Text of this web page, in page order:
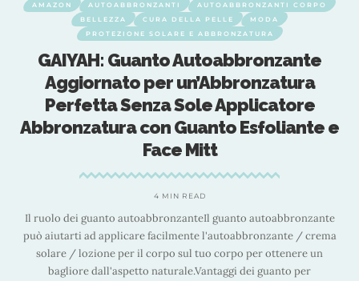
AMAZON AUTOABBRONZANTI
AUTOABBRONZANTI CORPO
BELLEZZA
CURA DELLA PELLE
MODA
PROTEZIONE SOLARE E ABBRONZATURA
GAIYAH: Guanto Autoabbronzante
Aggiornato per un’Abbronzatura
Perfetta Senza Sole Applicatore
Abbronzatura con Guanto Esfoliante e
Face Mitt
4 MIN READ
Il ruolo dei guanto autoabbronzanteIl guanto autoabbronzante
può aiutarti ad applicare facilmente l'autoabbronzante / crema
solare / lozione per il corpo sul tuo corpo per ottenere un
bagliore dall'aspetto naturale.Vantaggi dei guanto per